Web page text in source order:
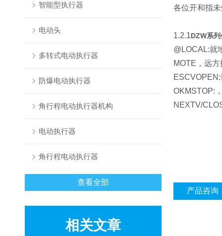
智能型执行器
电动头
多转式电动执行器
防爆电动执行器
角行程电动执行器机构
电动执行器
角行程电动执行器
查看全部
相关文章
各位开和指
1.2.1DZW系
@LOCAL:就
MOTE，远
OKMSTOP:
NEXTV/
产品咨询